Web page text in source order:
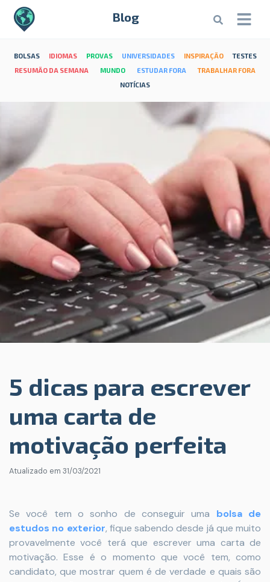
Blog
BOLSAS IDIOMAS PROVAS UNIVERSIDADES INSPIRAÇÃO
TESTES
RESUMÃO DA SEMANA
MUNDO ESTUDAR FORA
TRABALHAR FORA
NOTÍCIAS
5 dicas para escrever
uma carta de
motivação perfeita
Atualizado em 31/03/2021
Se você tem o sonho de conseguir uma bolsa de
estudos no exterior, fique sabendo desde já que muito
provavelmente você terá que escrever uma carta de
motivação. Esse é o momento que você tem, como
candidato, que mostrar quem é de verdade e quais são